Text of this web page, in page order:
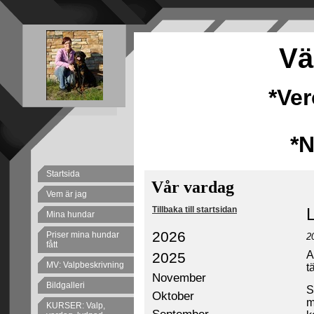
Startsida
Vem är jag
Mina hundar
Priser mina hundar
fått
MV: Valpbeskrivning
Bildgalleri
KURSER: Valp,
Vår vardag
Tillbaka till startsidan
2026
2025
November
Oktober